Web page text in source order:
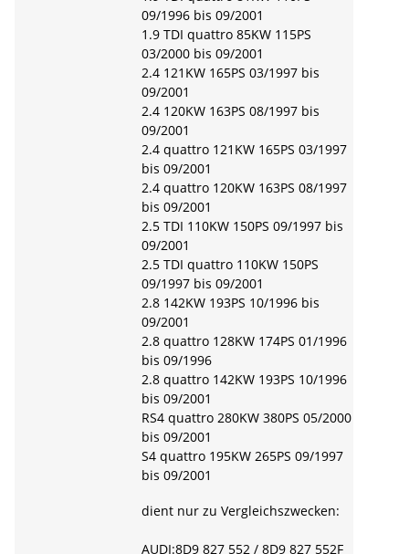
09/1996 bis 09/2001
1.9 TDI quattro 85KW 115PS
03/2000 bis 09/2001
2.4 121KW 165PS 03/1997 bis
09/2001
2.4 120KW 163PS 08/1997 bis
09/2001
2.4 quattro 121KW 165PS 03/1997
bis 09/2001
2.4 quattro 120KW 163PS 08/1997
bis 09/2001
2.5 TDI 110KW 150PS 09/1997 bis
09/2001
2.5 TDI quattro 110KW 150PS
09/1997 bis 09/2001
2.8 142KW 193PS 10/1996 bis
09/2001
2.8 quattro 128KW 174PS 01/1996
bis 09/1996
2.8 quattro 142KW 193PS 10/1996
bis 09/2001
RS4 quattro 280KW 380PS 05/2000
bis 09/2001
S4 quattro 195KW 265PS 09/1997
bis 09/2001
dient nur zu Vergleichszwecken:
AUDI:8D9 827 552 / 8D9 827 552F